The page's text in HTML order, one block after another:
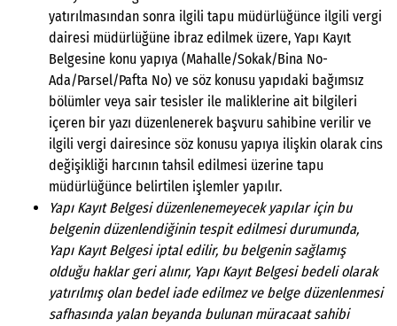
yatırılmasından sonra ilgili tapu müdürlüğünce ilgili vergi
dairesi müdürlüğüne ibraz edilmek üzere, Yapı Kayıt
Belgesine konu yapıya (Mahalle/Sokak/Bina No-
Ada/Parsel/Pafta No) ve söz konusu yapıdaki bağımsız
bölümler veya sair tesisler ile maliklerine ait bilgileri
içeren bir yazı düzenlenerek başvuru sahibine verilir ve
ilgili vergi dairesince söz konusu yapıya ilişkin olarak cins
değişikliği harcının tahsil edilmesi üzerine tapu
müdürlüğünce belirtilen işlemler yapılır.
Yapı Kayıt Belgesi düzenlenemeyecek yapılar için bu
belgenin düzenlendiğinin tespit edilmesi durumunda,
Yapı Kayıt Belgesi iptal edilir, bu belgenin sağlamış
olduğu haklar geri alınır, Yapı Kayıt Belgesi bedeli olarak
yatırılmış olan bedel iade edilmez ve belge düzenlenmesi
safhasında yalan beyanda bulunan müracaat sahibi